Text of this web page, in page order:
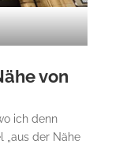
von
ich denn
„aus der Nähe